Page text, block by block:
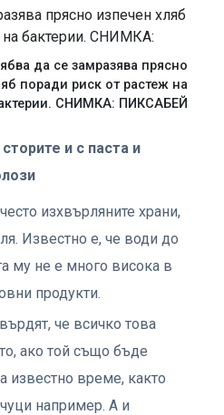
да се замразява прясно
поради риск от растеж на
СНИМКА: ПИКСАБЕЙ
сторите и с паста и
изхвърляните храни,
Известно е, че води до
му не е много висока в
продукти.
че всичко това
ако той също бъде
известно време, както
например. А и